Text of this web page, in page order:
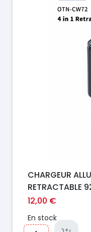
CHARGEUR
RETRACTABLE
12,00 €
En stock